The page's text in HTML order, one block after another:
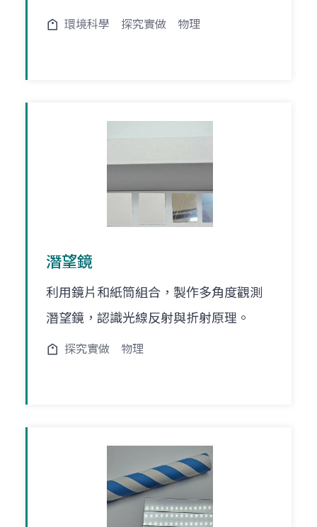
環境科學 探究實做 物理
潛望鏡
利用鏡片和紙筒組合，製作多角度觀測
潛望鏡，認識光線反射與折射原理。
探究實做 物理